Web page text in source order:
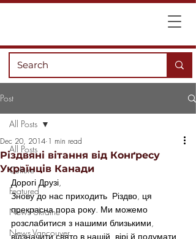
Post
All Posts
Culture
Featured
News Ukraine
News Vancouver
All Posts
Різдвяні вітання від Конґресу
Українців Канади
Dec 20, 2014 1 min read
Дорогі Друзі,
Знову до нас приходить  Різдво, ця
прекрасна пора року. Ми можемо
розслабитися з нашими близькими,
відзначити свято в нашій  вірі й подумати